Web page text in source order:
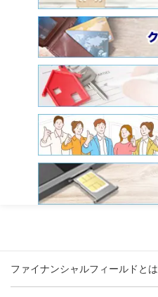
ファイナンシャルフィールドとは